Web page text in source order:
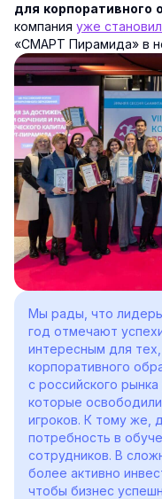
для корпоративного
компания уже
«СМАРТ Пирамида» в
Мы рады, что
год отмечают
интересным для
корпоративного
с российского
которые
игроков. К тому же,
потребность в
сотрудников. В
более активно
чтобы бизнес